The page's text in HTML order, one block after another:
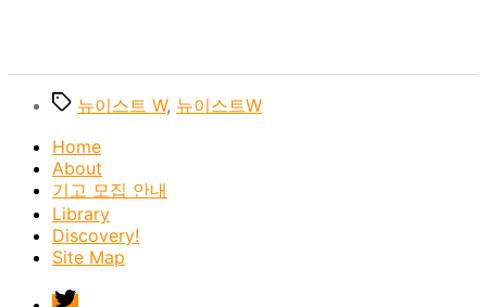
Tags뉴이스트 W, 뉴이스트W
Home
About
기고 모집 안내
Library
Discovery!
Site Map
twitter